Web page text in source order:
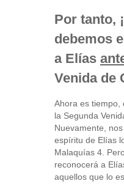
Por tanto,
debemos
a Elías
Venida de
Ahora es tiempo,
la Segunda
Nuevamente,
espíritu de Elías
Malaquías 4.
reconocerá a
aquellos que lo